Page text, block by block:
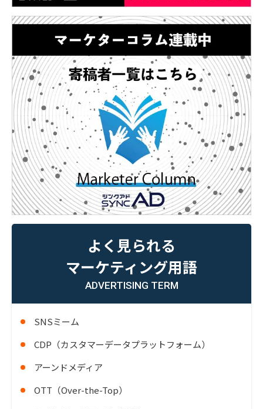
よく見られる
マーケティング用語
ADVERTISING TERM
SNSミーム
CDP（カスタマーデータプラットフォーム）
アーンドメディア
OTT（Over-the-Top）